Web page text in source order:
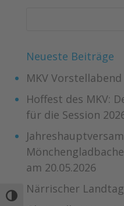
Umschalten auf hohe
Neueste Beiträge
MKV Vorstellabend
Hoffest des MKV:
für die Session
am 20.05.2026
Närrischer